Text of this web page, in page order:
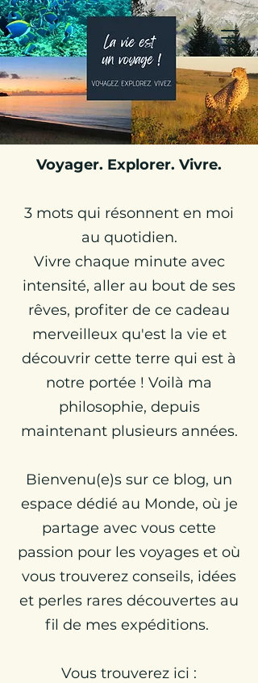
Julie Globetrotteuse
Carnets de Voyages &
Travel Planner
Voyager. Explorer. Vivre.
3 mots qui résonnent en moi
au quotidien.
Vivre chaque minute avec
intensité, aller au bout de ses
rêves, profiter de ce cadeau
merveilleux qu'est la vie et
découvrir cette terre qui est à
notre portée ! Voilà ma
philosophie, depuis
maintenant plusieurs années.
Bienvenu(e)s sur ce blog, un
espace dédié au Monde, où je
partage avec vous cette
passion pour les voyages et où
vous trouverez conseils, idées
et perles rares découvertes au
fil de mes expéditions.
Vous trouverez ici :